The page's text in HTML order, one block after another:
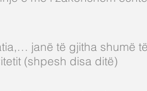
janë të gjitha shumë
(shpesh disa ditë)